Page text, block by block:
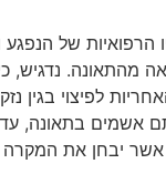
הרפואיות של
מהתאונה. נדגיש,
לפיצוי בגין
בתאונה,
יבחן את המקרה